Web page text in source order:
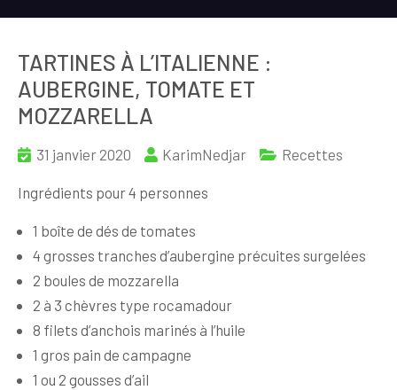
TARTINES À L’ITALIENNE :
AUBERGINE, TOMATE ET
MOZZARELLA
31 janvier 2020 KarimNedjar Recettes
Ingrédients pour 4 personnes
1 boîte de dés de tomates
4 grosses tranches d’aubergine précuites surgelées
2 boules de mozzarella
2 à 3 chèvres type rocamadour
8 filets d’anchois marinés à l’huile
1 gros pain de campagne
1 ou 2 gousses d’ail